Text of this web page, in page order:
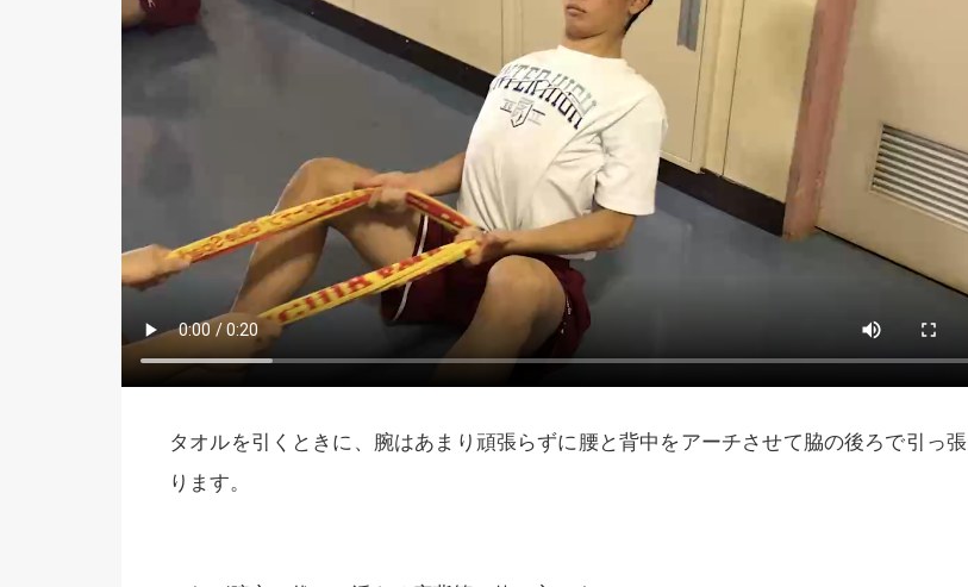
タオルを引くときに、腕はあまり頑張らずに腰と背中をアーチさせて脇の後ろで引っ張
ります。